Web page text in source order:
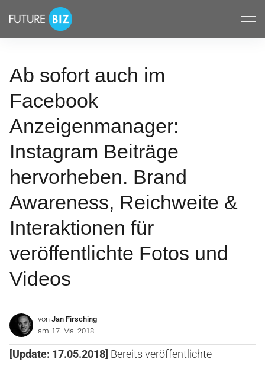
überspringen
FUTUREBIZ
Ab sofort auch im
Facebook
Anzeigenmanager:
Instagram Beiträge
hervorheben. Brand
Awareness, Reichweite &
Interaktionen für
veröffentlichte Fotos und
Videos
von Jan Firsching
am 17. Mai 2018
[Update: 17.05.2018] Bereits veröffentlichte